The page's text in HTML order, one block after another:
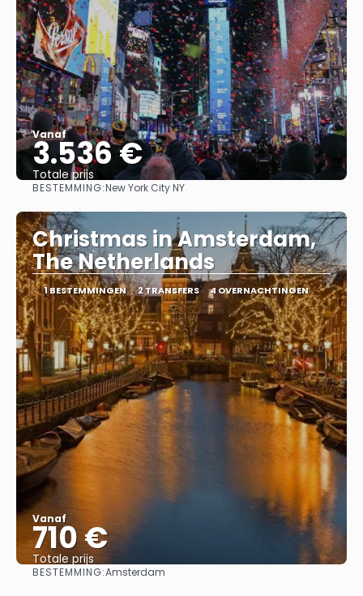
Vanaf
3.536 €
Totale prijs
Bekijk
BESTEMMING:New York City NY
Christmas in Amsterdam,
The Netherlands
1 BESTEMMINGEN 2 TRANSFERS 4 OVERNACHTINGEN
Vanaf
710 €
Totale prijs
BESTEMMING:Amsterdam